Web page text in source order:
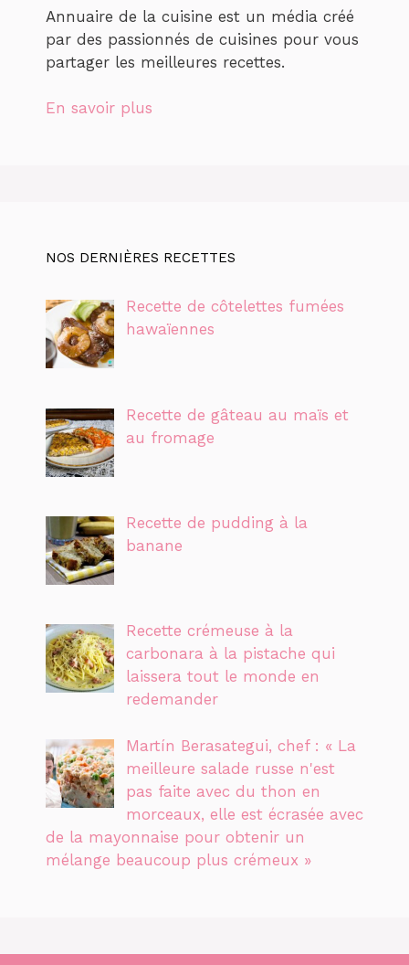
Annuaire de la cuisine est un média créé
par des passionnés de cuisines pour vous
partager les meilleures recettes.
En savoir plus
NOS DERNIÈRES RECETTES
Recette de côtelettes fumées
hawaïennes
Recette de gâteau au maïs et
au fromage
Recette de pudding à la
banane
Recette crémeuse à la
carbonara à la pistache qui
laissera tout le monde en
redemander
Martín Berasategui, chef : « La
meilleure salade russe n'est
pas faite avec du thon en
morceaux, elle est écrasée avec
de la mayonnaise pour obtenir un
mélange beaucoup plus crémeux »